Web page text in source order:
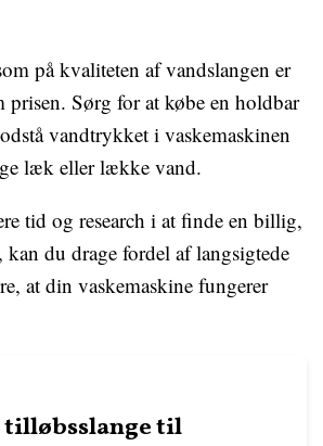
på kvaliteten af vandslangen er
prisen. Sørg for at købe en holdbar
vandtrykket i vaskemaskinen
læk eller lække vand.
tid og research i at finde en billig,
kan du drage fordel af langsigtede
at din vaskemaskine fungerer
tilløbsslange til